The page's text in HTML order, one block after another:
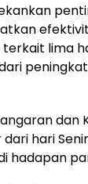
lima
dan
hari
hadapan